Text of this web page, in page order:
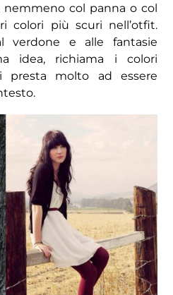
nemmeno col panna o col
colori più scuri nell’otfit.
verdone e alle fantasie
idea, richiama i colori
presta molto ad essere